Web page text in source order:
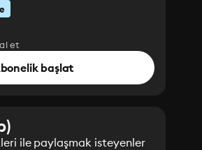
et
başlat
ile paylaşmak isteyenler